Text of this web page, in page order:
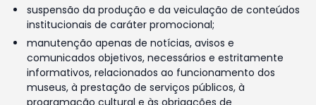
suspensão da produção e da veiculação de conteúdos
institucionais de caráter promocional;
manutenção apenas de notícias, avisos e
comunicados objetivos, necessários e estritamente
informativos, relacionados ao funcionamento dos
museus, à prestação de serviços públicos, à